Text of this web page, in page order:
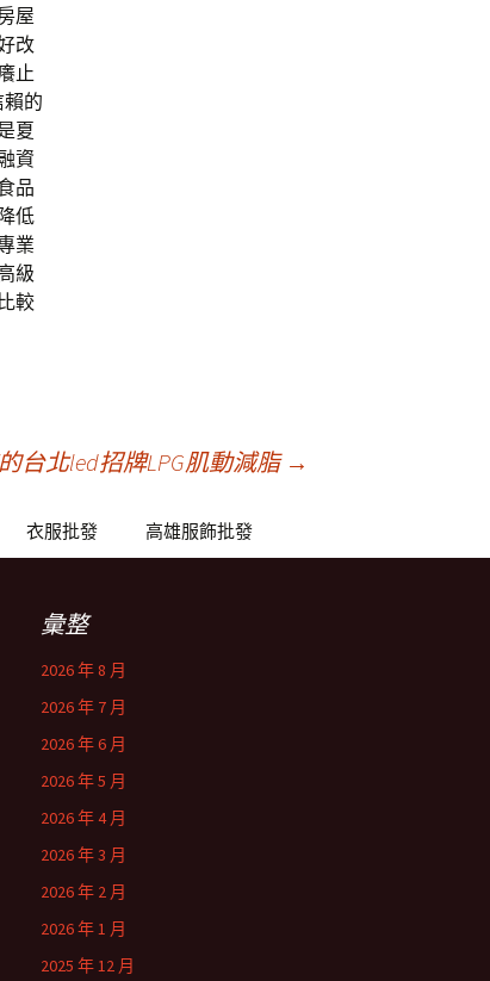
屋
改
止
的
夏
資
品
低
業
級
較
台北led招牌LPG肌動減脂 →
衣服批發 高雄服飾批發
彙整
2026 年 8 月
2026 年 7 月
2026 年 6 月
2026 年 5 月
2026 年 4 月
2026 年 3 月
2026 年 2 月
2026 年 1 月
2025 年 12 月